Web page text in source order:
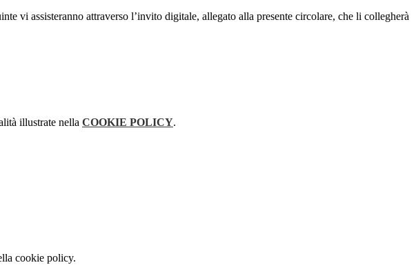
vi assisteranno attraverso l’invito digitale, allegato alla presente circolare, che li collegherà
illustrate nella COOKIE POLICY.
cookie policy.